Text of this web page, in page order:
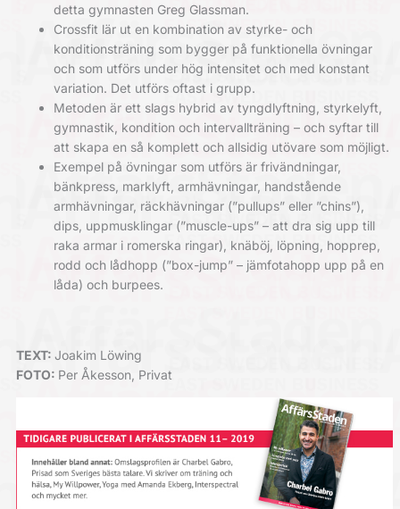
detta gymnasten Greg Glassman.
Crossfit lär ut en kombination av styrke- och
konditionsträning som bygger på funktionella övningar
och som utförs under hög intensitet och med konstant
variation. Det utförs oftast i grupp.
Metoden är ett slags hybrid av tyngdlyftning, styrkelyft,
gymnastik, kondition och intervallträning – och syftar till
att skapa en så komplett och allsidig utövare som möjligt.
Exempel på övningar som utförs är frivändningar,
bänkpress, marklyft, armhävningar, handstående
armhävningar, räckhävningar (”pullups” eller ”chins”),
dips, uppmusklingar (”muscle-ups” – att dra sig upp till
raka armar i romerska ringar), knäböj, löpning, hopprep,
rodd och lådhopp (”box-jump” – jämfotahopp upp på en
låda) och burpees.
TEXT: Joakim Löwing
FOTO: Per Åkesson, Privat